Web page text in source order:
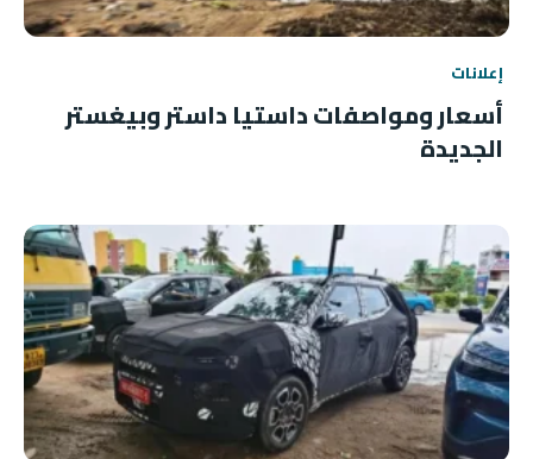
إعلانات
أسعار ومواصفات داستيا داستر وبيغستر
الجديدة